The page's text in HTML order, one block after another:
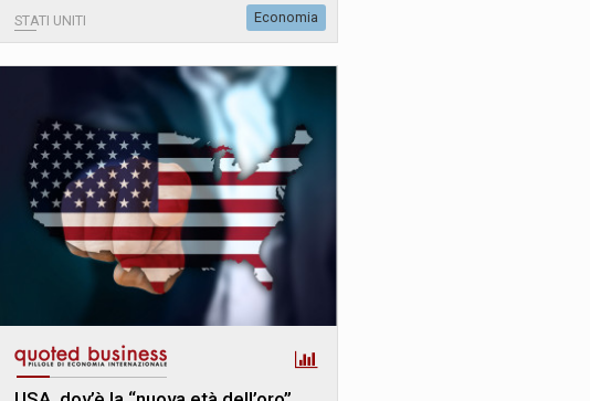
STATI UNITI Economia